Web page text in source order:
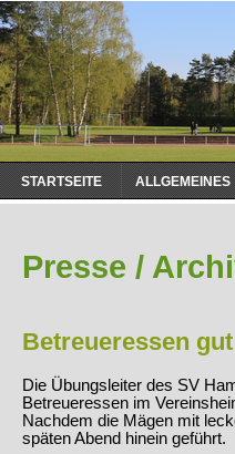
Navigation
überspringen
STARTSEITE ALLGEMEINES
Presse /
Betreueressen
Die Übungsleiter des SV
Betreueressen im
Nachdem die Mägen mit
späten Abend hinein geführt.